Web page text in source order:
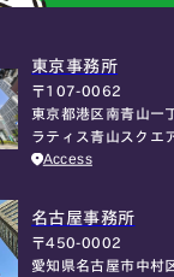
東京事務所
〒107-0062
東京都港区南青山一
ラティス青山スクエ
Access
名古屋事務所
〒450-0002
愛知県名古屋市中村